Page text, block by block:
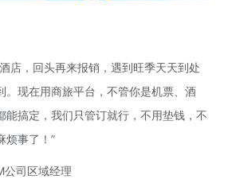
店，回头再来报销，遇到旺季天天到处
。现在用商旅平台，不管你是机票、酒
能搞定，我们只管订就行，不用垫钱，不
烦事了！”
公司区域经理